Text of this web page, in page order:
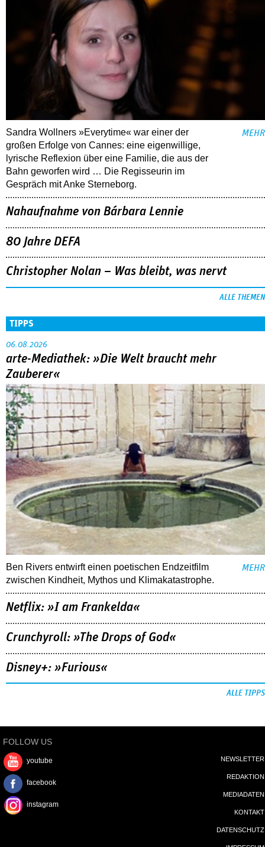
Sandra Wollners »Everytime« war einer der
großen Erfolge von Cannes: eine eigenwillige,
lyrische Reflexion über eine ­Familie, die aus der
Bahn geworfen wird … Die Regisseurin im
Gespräch mit Anke Sterneborg.
MEHR
Nahaufnahme von Bárbara Lennie
80 Jahre DEFA
Christopher Nolan – Was bleibt, was nervt
ALLE THEMEN
TIPPS
06.08.2026
arte-Mediathek: »Die Welt braucht mehr
Zauberer«
Ben Rivers entwirft einen poetischen Endzeitfilm
zwischen Kindheit, Mythos und Klimakatastrophe.
MEHR
Netflix: »I am Frankelda«
Crunchyroll: »The Drops of God«
Disney+: »Furious«
ALLE TIPPS
FOLLOW US
youtube
facebook
instagram
NEWSLETTER
REDAKTION
MEDIADATEN
KONTAKT
DATENSCHUTZ